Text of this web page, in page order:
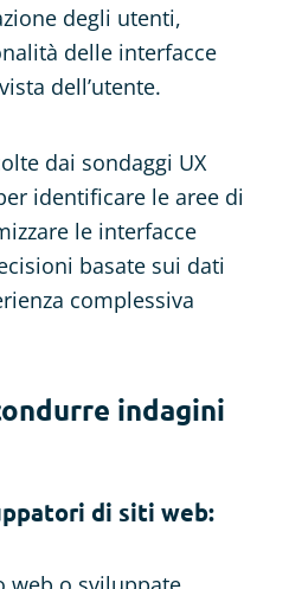
degli utenti,
delle interfacce
dell’utente.
dai sondaggi UX
identificare le aree di
le interfacce
basate sui dati
complessiva
indagini
di siti web: